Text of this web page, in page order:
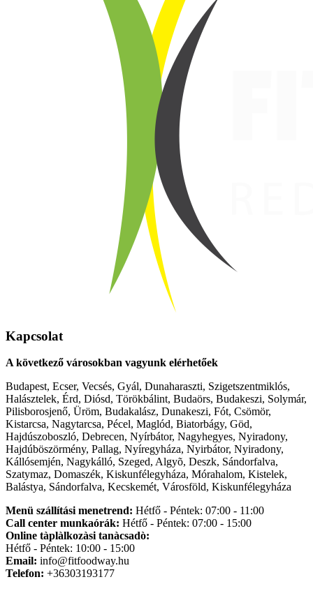
Kapcsolat
A következő városokban vagyunk elérhetőek
Budapest, Ecser, Vecsés, Gyál, Dunaharaszti, Szigetszentmiklós,
Halásztelek, Érd, Diósd, Törökbálint, Budaörs, Budakeszi, Solymár,
Pilisborosjenő, Üröm, Budakalász, Dunakeszi, Fót, Csömör,
Kistarcsa, Nagytarcsa, Pécel, Maglód, Biatorbágy, Göd,
Hajdúszoboszló, Debrecen, Nyírbátor, Nagyhegyes, Nyiradony,
Hajdúböszörmény, Pallag, Nyíregyháza, Nyirbátor, Nyiradony,
Kállósemjén, Nagykálló, Szeged, Algyõ, Deszk, Sándorfalva,
Szatymaz, Domaszék, Kiskunfélegyháza, Mórahalom, Kistelek,
Balástya, Sándorfalva, Kecskemét, Városföld, Kiskunfélegyháza
Menü szállítási menetrend: Hétfő - Péntek: 07:00 - 11:00
Call center munkaórák: Hétfő - Péntek: 07:00 - 15:00
Online tàplàlkozàsi tanàcsadò:
Hétfő - Péntek: 10:00 - 15:00
Email: info@fitfoodway.hu
Telefon: +36303193177